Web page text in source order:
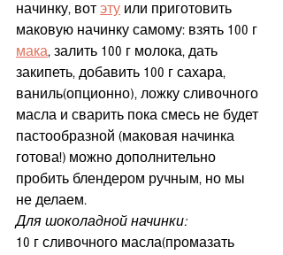
начинку, вот эту или приготовить
маковую начинку самому: взять 100 г
мака, залить 100 г молока, дать
закипеть, добавить 100 г сахара,
ваниль(опционно), ложку сливочного
масла и сварить пока смесь не будет
пастообразной (маковая начинка
готова!) можно дополнительно
пробить блендером ручным, но мы
не делаем.
Для шоколадной начинки:
10 г сливочного масла(промазать